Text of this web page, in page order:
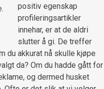
positiv egenskap
profileringsartikler
innehar, er at de aldri
slutter å gi. De treffer
du akkurat nå skulle kjøpe
da? Om du hadde gått for
og dermed husket